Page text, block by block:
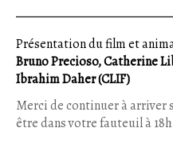
Présentation du film et
Bruno Precioso,Catherine
Ibrahim Daher(CLIF)
Merci de continuer à arriver
être dans votre fauteuil à